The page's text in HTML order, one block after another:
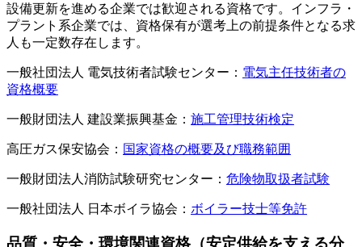
設備更新を進める企業では歓迎される資格です。インフラ・
プラント系企業では、資格保有が選考上の前提条件となる求
人も一定数存在します。
一般社団法人 電気技術者試験センター： 電気主任技術者の
資格概要
一般財団法人 建設業振興基金： 施工管理技術検定
高圧ガス保安協会： 国家資格の概要及び職務範囲
一般財団法人消防試験研究センター： 危険物取扱者試験
一般社団法人 日本ボイラ協会： ボイラー技士等免許
品質・安全・環境関連資格（安定供給を支える分